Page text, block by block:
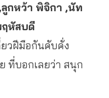
กหว้า พิจิกา ,นัท
หัสบดี
ยวฝีมือกันคับคั่ง
ที่บอกเลยว่า สนุก